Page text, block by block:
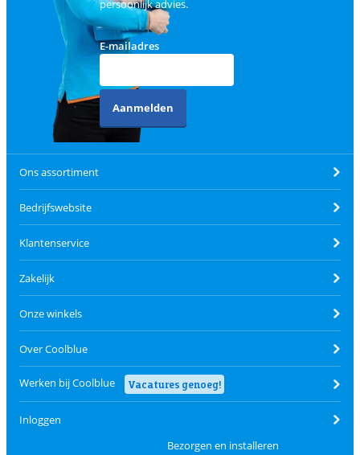
persoonlijk advies.
E-mailadres
Aanmelden
Ons assortiment
Bedrijfswebsite
Klantenservice
Zakelijk
Onze winkels
Over Coolblue
Werken bij Coolblue Vacatures genoeg!
Inloggen
Bezorgen en installeren